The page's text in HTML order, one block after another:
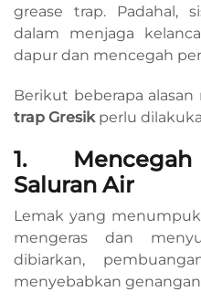
grease trap. Padahal,
dalam menjaga
dapur dan mencegah
Berikut beberapa
trap Gresikperlu
1.
Saluran Air
Lemak yang
mengeras dan
dibiarkan,
menyebabkan